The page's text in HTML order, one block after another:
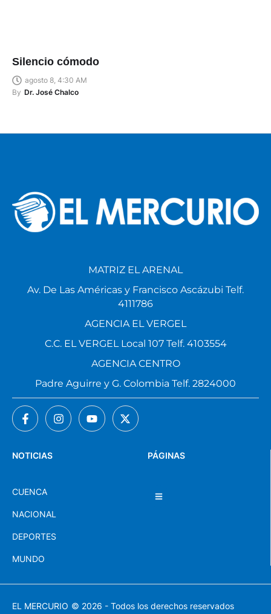
Silencio cómodo
agosto 8, 4:30 AM
By Dr. José Chalco
PÁGINAS
NOTICIAS
CUENCA
NACIONAL
DEPORTES
MUNDO
MATRIZ EL ARENAL
Av. De Las Américas y Francisco Ascázubi Telf.
4111786
AGENCIA EL VERGEL
C.C. EL VERGEL Local 107 Telf. 4103554
AGENCIA CENTRO
Padre Aguirre y G. Colombia Telf. 2824000
EL MERCURIO © 2026 - Todos los derechos reservados